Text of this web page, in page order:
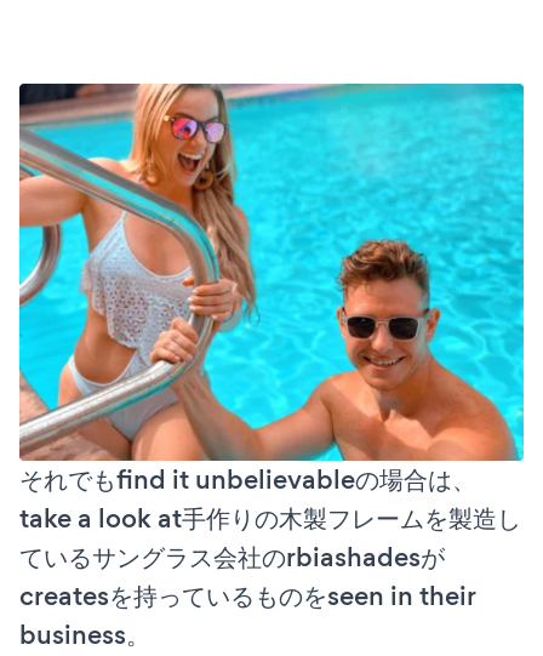
それでもfind it unbelievableの場合は、
take a look at手作りの木製フレームを製造し
ているサングラス会社のrbiashadesが
createsを持っているものをseen in their
business。